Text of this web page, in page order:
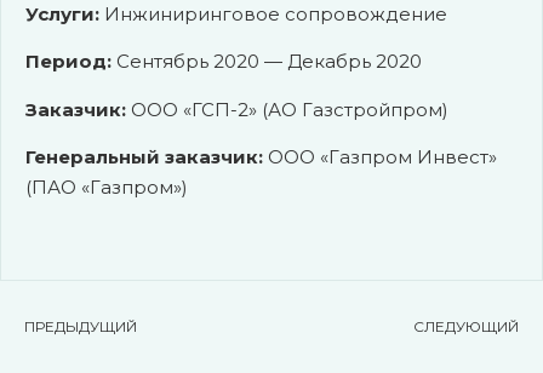
Услуги: Инжиниринговое сопровождение
Период: Сентябрь 2020 — Декабрь 2020
Заказчик: ООО «ГСП-2» (АО Газстройпром)
Генеральный заказчик: ООО «Газпром Инвест»
(ПАО «Газпром»)
ПРЕДЫДУЩИЙ СЛЕДУЮЩИЙ